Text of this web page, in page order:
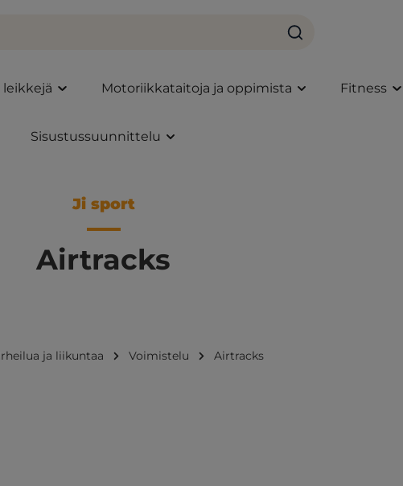
leikkejä Motoriikkataitoja ja oppimista Fitness
Sisustussuunnittelu
Ji sport
Airtracks
ja liikuntaa Voimistelu Airtracks